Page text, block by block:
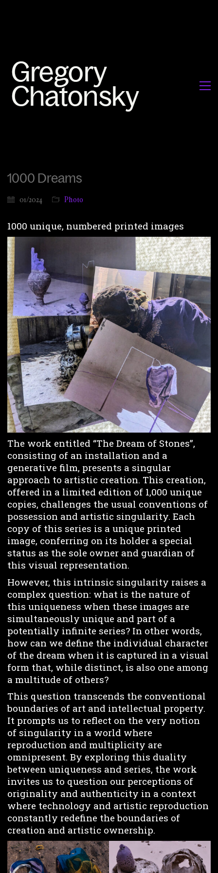
1000 Dreams
01/2024 Photo
1000 unique, numbered printed images
The work entitled “The Dream of Stones”,
consisting of an installation and a
generative film, presents a singular
approach to artistic creation. This creation,
offered in a limited edition of 1,000 unique
copies, challenges the usual conventions of
possession and artistic singularity. Each
copy of this series is a unique printed
image, conferring on its holder a special
status as the sole owner and guardian of
this visual representation.
However, this intrinsic singularity raises a
complex question: what is the nature of
this uniqueness when these images are
simultaneously unique and part of a
potentially infinite series? In other words,
how can we define the individual character
of the dream when it is captured in a visual
form that, while distinct, is also one among
a multitude of others?
This question transcends the conventional
boundaries of art and intellectual property.
It prompts us to reflect on the very notion
of singularity in a world where
reproduction and multiplicity are
omnipresent. By exploring this duality
between uniqueness and series, the work
invites us to question our perceptions of
originality and authenticity in a context
where technology and artistic reproduction
constantly redefine the boundaries of
creation and artistic ownership.